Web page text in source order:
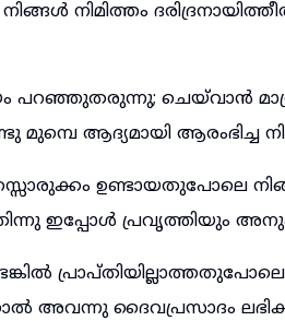
നിമിത്തം
പറഞ്ഞുതരുന്നു; ചെയ്‌വാൻ
മുമ്പെ ആദ്യമായി ആരംഭിച്ച
ഉണ്ടായതുപോലെ
ഇപ്പോൾ പ്രവൃത്തിയും
അവന്നു ദൈവപ്രസാദം